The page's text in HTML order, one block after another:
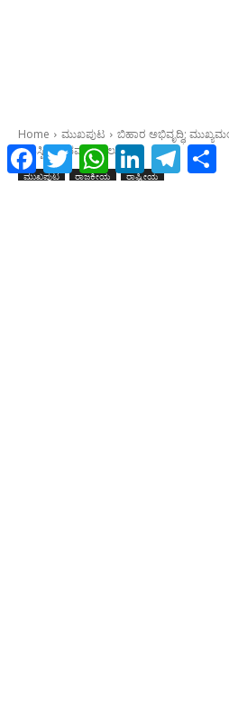
Facebook
TwitterWhatsAppLinkedInTelegram